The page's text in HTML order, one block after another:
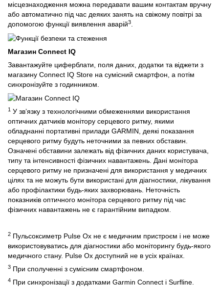
місцезнаходження можна передавати вашим контактам вручну
або автоматично під час деяких занять на свіжому повітрі за
допомогою функції виявлення аварій3.
Магазин Connect IQ
Завантажуйте циферблати, поля даних, додатки та віджети з
магазину Connect IQ Store на сумісний смартфон, а потім
синхронізуйте з годинником.
1 У зв’язку з технологічними обмеженнями використання
оптичних датчиків монітору серцевого ритму, якими
обладнанні портативні прилади GARMIN, деякі показання
серцевого ритму будуть неточними за певних обставин.
Означені обставини залежать від фізичних даних користувача,
типу та інтенсивності фізичних навантажень. Дані монітора
серцевого ритму не призначені для використання у медичних
цілях та не можуть бути використані для діагностики, лікування
або профілактики будь-яких захворювань. Неточність
показників оптичного монітора серцевого ритму під час
фізичних навантажень не є гарантійним випадком.
2 Пульсоксиметр Pulse Ox не є медичним пристроєм і не може
використовуватись для діагностики або моніторингу будь-якого
медичного стану. Pulse Ox доступний не в усіх країнах.
3 При сполученні з сумісним смартфоном.
4 При синхронізації з додатками Garmin Connect і Surfline.